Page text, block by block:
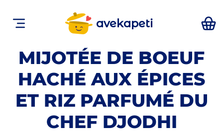
avekapeti
MIJOTÉE DE BOEUF
HACHÉ AUX ÉPICES
ET RIZ PARFUMÉ DU
CHEF DJODHI